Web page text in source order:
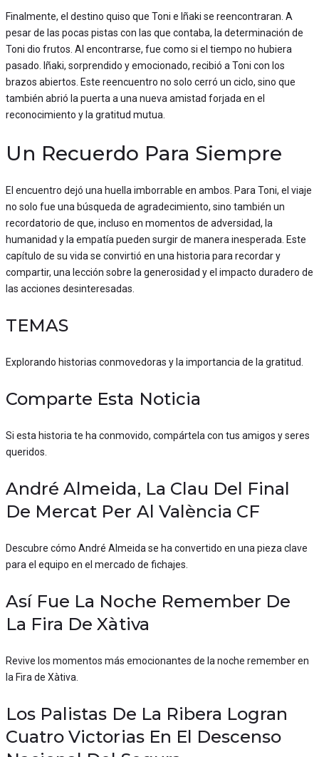
Finalmente, el destino quiso que Toni e Iñaki se reencontraran. A
pesar de las pocas pistas con las que contaba, la determinación de
Toni dio frutos. Al encontrarse, fue como si el tiempo no hubiera
pasado. Iñaki, sorprendido y emocionado, recibió a Toni con los
brazos abiertos. Este reencuentro no solo cerró un ciclo, sino que
también abrió la puerta a una nueva amistad forjada en el
reconocimiento y la gratitud mutua.
Un Recuerdo Para Siempre
El encuentro dejó una huella imborrable en ambos. Para Toni, el viaje
no solo fue una búsqueda de agradecimiento, sino también un
recordatorio de que, incluso en momentos de adversidad, la
humanidad y la empatía pueden surgir de manera inesperada. Este
capítulo de su vida se convirtió en una historia para recordar y
compartir, una lección sobre la generosidad y el impacto duradero de
las acciones desinteresadas.
TEMAS
Explorando historias conmovedoras y la importancia de la gratitud.
Comparte Esta Noticia
Si esta historia te ha conmovido, compártela con tus amigos y seres
queridos.
André Almeida, La Clau Del Final
De Mercat Per Al València CF
Descubre cómo André Almeida se ha convertido en una pieza clave
para el equipo en el mercado de fichajes.
Así Fue La Noche Remember De
La Fira De Xàtiva
Revive los momentos más emocionantes de la noche remember en
la Fira de Xàtiva.
Los Palistas De La Ribera Logran
Cuatro Victorias En El Descenso